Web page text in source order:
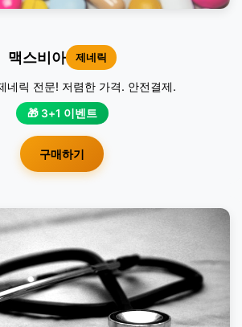
맥스비아 제네릭
네릭 전문! 저렴한 가격. 안전결제.
🎁 3+1 이벤트
구매하기